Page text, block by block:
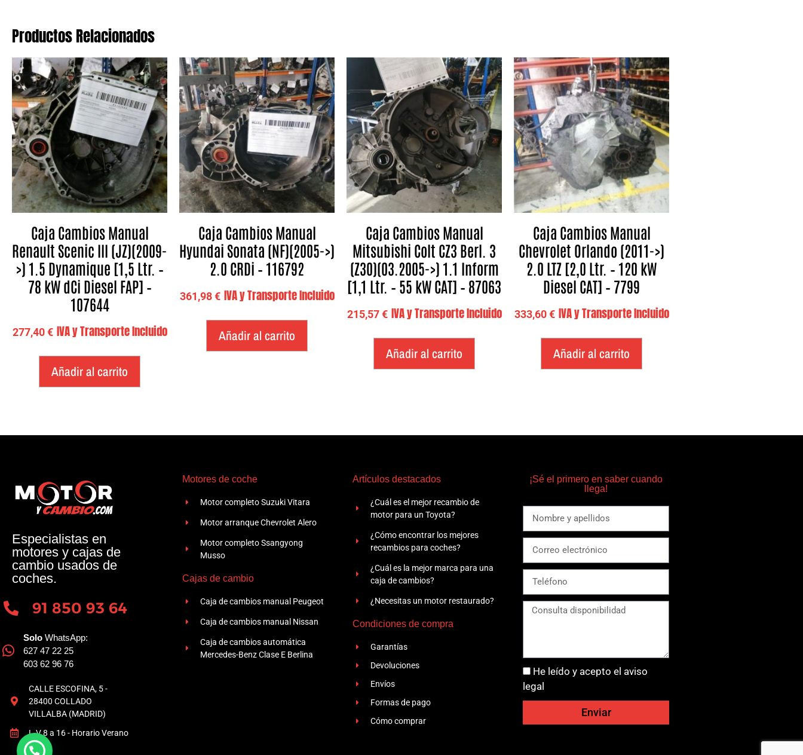
Productos Relacionados
Caja Cambios Manual
Renault Scenic III (JZ)(2009-
>) 1.5 Dynamique [1,5 Ltr. –
78 kW dCi Diesel FAP] –
107644
277,40€ IVA y Transporte Incluido
Añadir al carrito
Caja Cambios Manual
Hyundai Sonata (NF)(2005->)
2.0 CRDi – 116792
361,98€ IVA y Transporte Incluido
Añadir al carrito
Caja Cambios Manual
Mitsubishi Colt CZ3 Berl. 3
(Z30)(03.2005->) 1.1 Inform
[1,1 Ltr. – 55 kW CAT] – 87063
215,57€ IVA y Transporte Incluido
Añadir al carrito
Caja Cambios Manual
Chevrolet Orlando (2011->)
2.0 LTZ [2,0 Ltr. – 120 kW
Diesel CAT] – 7799
333,60€ IVA y Transporte Incluido
Añadir al carrito
Especialistas en
motores y cajas de
cambio usados de
coches.
91 850 93 64
Solo WhatsApp:
627 47 22 25
603 62 96 76
CALLE ESCOFINA, 5 -
28400 COLLADO
VILLALBA (MADRID)
L-V 8 a 16 - Horario Verano
Motores de coche
Motor completo Suzuki Vitara
Motor arranque Chevrolet Alero
Motor completo Ssangyong
Musso
Cajas de cambio
Caja de cambios manual Peugeot
Caja de cambios manual Nissan
Caja de cambios automática
Mercedes-Benz Clase E Berlina
Artículos destacados
¿Cuál es el mejor recambio de
motor para un Toyota?
¿Cómo encontrar los mejores
recambios para coches?
¿Cuál es la mejor marca para una
caja de cambios?
¿Necesitas un motor restaurado?
Condiciones de compra
Garantías
Devoluciones
Envíos
Formas de pago
Cómo comprar
¡Sé el primero en saber cuando
llega!
He leído y acepto el aviso
legal
Enviar